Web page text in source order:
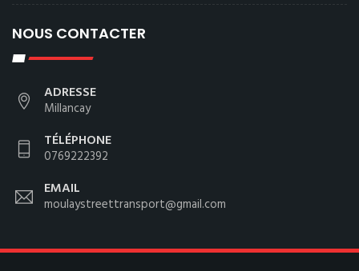
NOUS CONTACTER
ADRESSE
Millancay
TÉLÉPHONE
0769222392
EMAIL
moulaystreettransport@gmail.com